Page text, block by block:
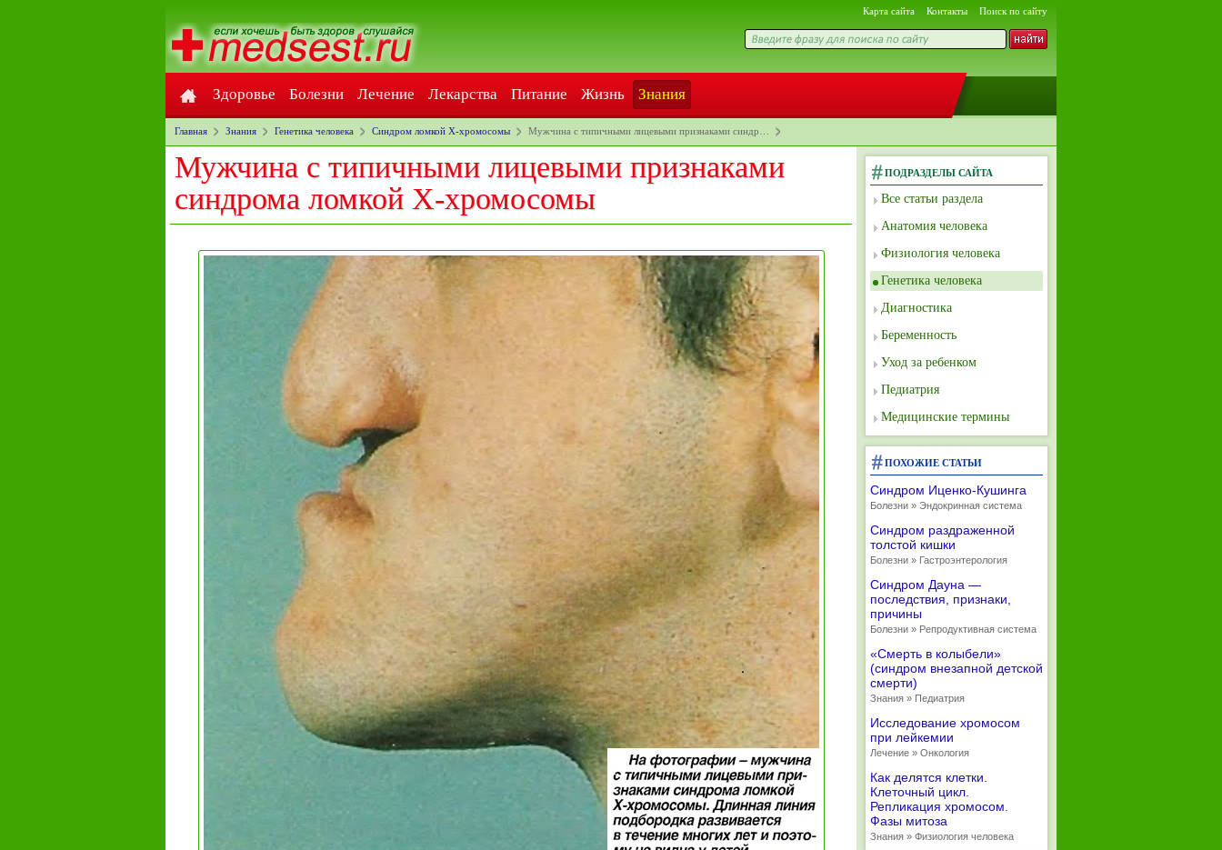
Карта сайта Контакты Поиск по сайту
Здоровье Болезни Лечение Лекарства Питание Жизнь Знания
Главная Знания Генетика человека Синдром ломкой Х-хромосомы Мужчина с типичными лицевыми признаками синдр…
Мужчина с типичными лицевыми признаками
синдрома ломкой Х-хромосомы
ПОДРАЗДЕЛЫ САЙТА
Все статьи раздела
Анатомия человека
Физиология человека
Генетика человека
Диагностика
Беременность
Уход за ребенком
Педиатрия
Медицинские термины
ПОХОЖИЕ СТАТЬИ
Синдром Иценко-Кушинга
Болезни » Эндокринная система
Синдром раздраженной
толстой кишки
Болезни » Гастроэнтерология
Синдром Дауна —
последствия, признаки,
причины
Болезни » Репродуктивная система
«Смерть в колыбели»
(синдром внезапной детской
смерти)
Знания » Педиатрия
Исследование хромосом
при лейкемии
Лечение » Онкология
Как делятся клетки.
Клеточный цикл.
Репликация хромосом.
Фазы митоза
Знания » Физиология человека